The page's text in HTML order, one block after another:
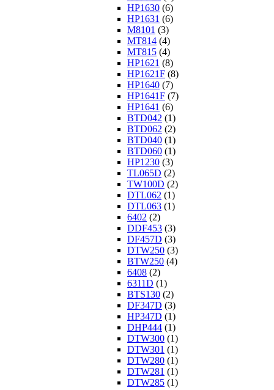
HP1630 (6)
HP1631 (6)
M8101 (3)
MT814 (4)
MT815 (4)
HP1621 (8)
HP1621F (8)
HP1640 (7)
HP1641F (7)
HP1641 (6)
BTD042 (1)
BTD062 (2)
BTD040 (1)
BTD060 (1)
HP1230 (3)
TL065D (2)
TW100D (2)
DTL062 (1)
DTL063 (1)
6402 (2)
DDF453 (3)
DF457D (3)
DTW250 (3)
BTW250 (4)
6408 (2)
6311D (1)
BTS130 (2)
DF347D (3)
HP347D (1)
DHP444 (1)
DTW300 (1)
DTW301 (1)
DTW280 (1)
DTW281 (1)
DTW285 (1)